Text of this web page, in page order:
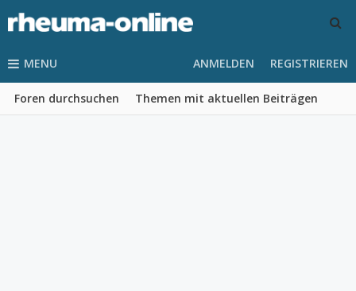
MENU
Foren durchsuchen Themen mit aktuellen Beiträgen
ANMELDEN REGISTRIEREN